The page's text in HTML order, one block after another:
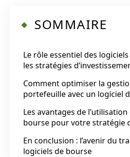
SOMMAIRE
Le rôle essentiel des
les stratégies
Comment optimiser la
portefeuille avec un logiciel
Les avantages de
bourse pour votre stratégie
En conclusion : l’avenir du
logiciels de bourse